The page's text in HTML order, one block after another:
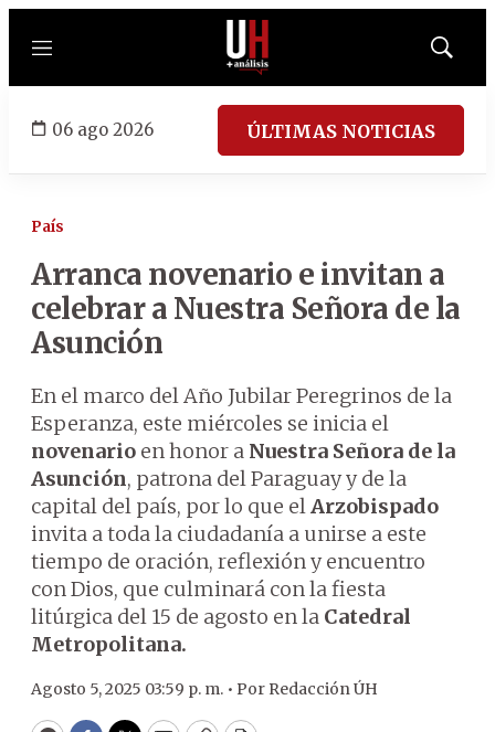
Menú
Mostrar
06 ago 2026 ÚLTIMAS NOTICIAS
País
Arranca novenario e invitan a
celebrar a Nuestra Señora de la
Asunción
En el marco del Año Jubilar Peregrinos de la
Esperanza, este miércoles se inicia el
novenario en honor a Nuestra Señora de la
Asunción, patrona del Paraguay y de la
capital del país, por lo que elArzobispado
invita a toda la ciudadanía a unirse a este
tiempo de oración, reflexión y encuentro
con Dios, que culminará con la fiesta
litúrgica del 15 de agosto en la Catedral
Metropolitana.
Agosto 5, 2025 03:59 p. m. • Por Redacción ÚH